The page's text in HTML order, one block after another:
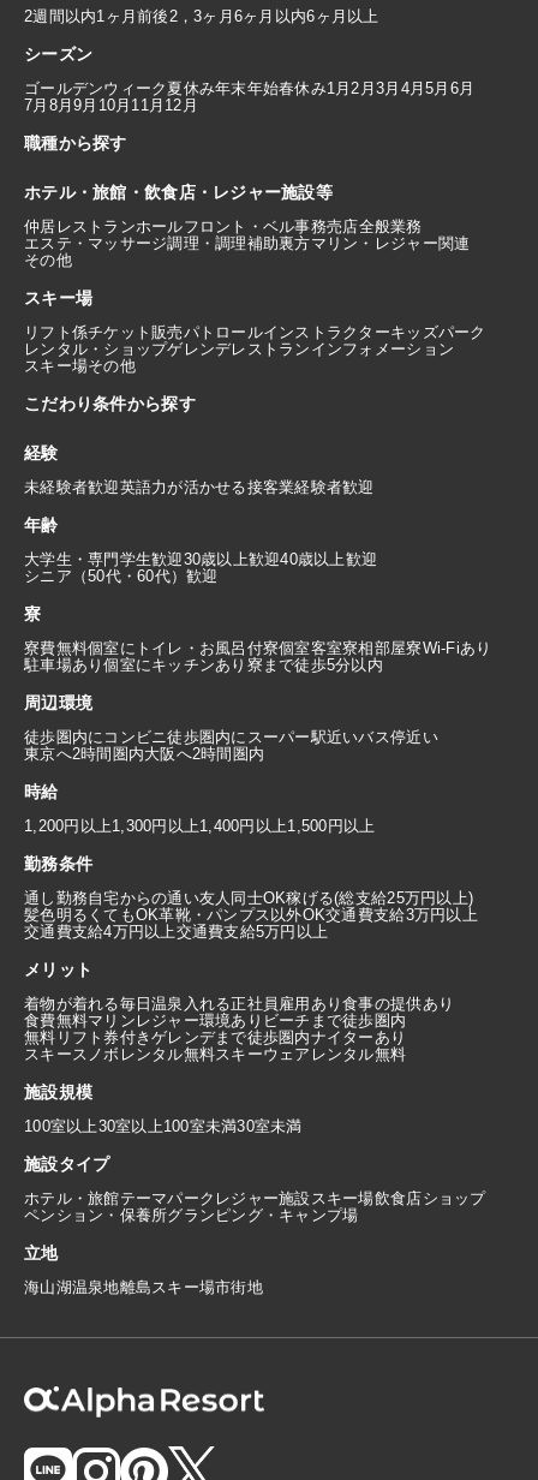
2週間以内1ヶ月前後 2，3ヶ月 6ヶ月以内6ヶ月以上
シーズン
ゴールデンウィーク 夏休み年末年始春休み1月 2月3月 4月5月 6月
7月 8月9月 10月 11月 12月
職種から探す
ホテル・旅館・飲食店・レジャー施設等
仲居 レストランホールフロント・ベル事務売店全般業務
エステ・マッサージ調理・調理補助裏方マリン・レジャー関連
その他
スキー場
リフト係チケット販売パトロールインストラクターキッズパーク
レンタル・ショップゲレンデレストラン インフォメーション
スキー場その他
こだわり条件から探す
経験
未経験者歓迎英語力が活かせる接客業経験者歓迎
年齢
大学生・専門学生歓迎30歳以上歓迎40歳以上歓迎
シニア（50代・60代）歓迎
寮
寮費無料個室にトイレ・お風呂付寮個室客室寮相部屋寮Wi-Fiあり
駐車場あり個室にキッチンあり 寮まで徒歩5分以内
周辺環境
徒歩圏内にコンビニ徒歩圏内にスーパー駅近いバス停近い
東京へ2時間圏内大阪へ2時間圏内
時給
1,200円以上1,300円以上1,400円以上1,500円以上
勤務条件
通し勤務自宅からの通い友人同士OK稼げる(総支給25万円以上)
髪色明るくてもOK革靴・パンプス以外OK交通費支給3万円以上
交通費支給4万円以上交通費支給5万円以上
メリット
着物が着れる毎日温泉入れる正社員雇用あり食事の提供あり
食費無料マリンレジャー環境あり ビーチまで徒歩圏内
無料リフト券付きゲレンデまで徒歩圏内ナイターあり
スキースノボレンタル無料スキーウェアレンタル無料
施設規模
100室以上30室以上100室未満30室未満
施設タイプ
ホテル・旅館テーマパーク レジャー施設 スキー場飲食店ショップ
ペンション・保養所グランピング・キャンプ場
立地
海山湖温泉地離島 スキー場市街地